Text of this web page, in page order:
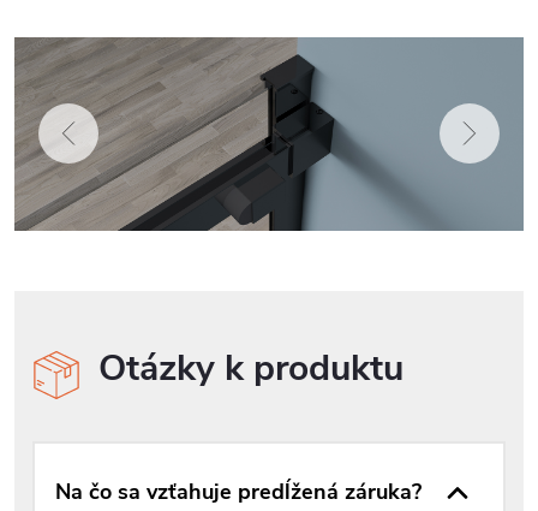
Otázky k produktu
Na čo sa vzťahuje predĺžená záruka?